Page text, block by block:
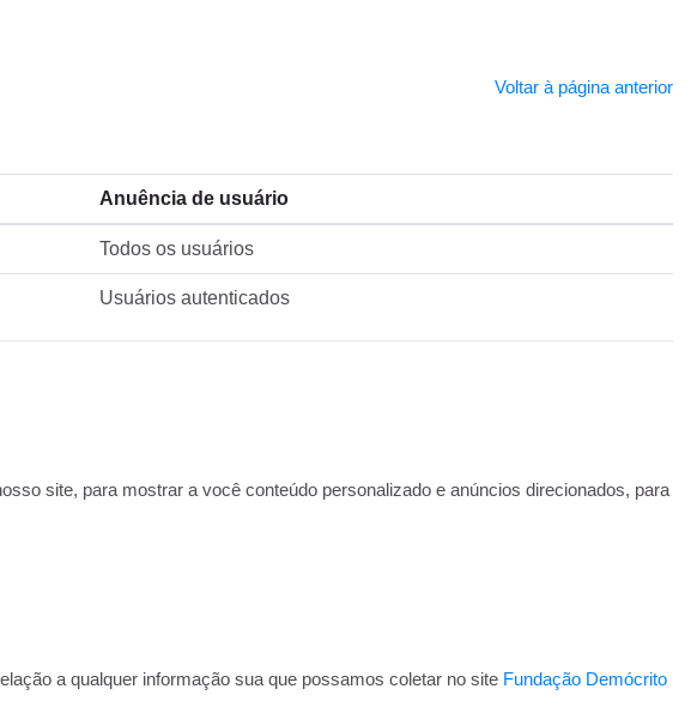
Voltar à página anterior
Anuência de usuário
Todos os usuários
Usuários autenticados
site, para mostrar a você conteúdo personalizado e anúncios direcionados, para
a qualquer informação sua que possamos coletar no site Fundação Demócrito